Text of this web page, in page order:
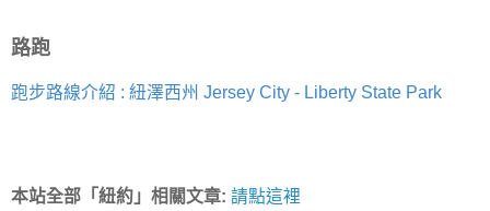
路跑
跑步路線介紹 : 紐澤西州 Jersey City - Liberty State Park
本站全部「紐約」相關文章: 請點這裡